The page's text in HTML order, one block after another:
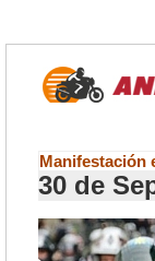
Manifestación
30 de